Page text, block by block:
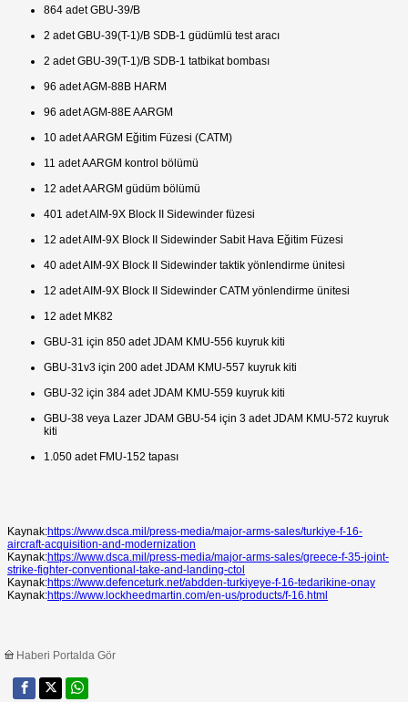
864 adet GBU-39/B
2 adet GBU-39(T-1)/B SDB-1 güdümlü test aracı
2 adet GBU-39(T-1)/B SDB-1 tatbikat bombası
96 adet AGM-88B HARM
96 adet AGM-88E AARGM
10 adet AARGM Eğitim Füzesi (CATM)
11 adet AARGM kontrol bölümü
12 adet AARGM güdüm bölümü
401 adet AIM-9X Block II Sidewinder füzesi
12 adet AIM-9X Block II Sidewinder Sabit Hava Eğitim Füzesi
40 adet AIM-9X Block II Sidewinder taktik yönlendirme ünitesi
12 adet AIM-9X Block II Sidewinder CATM yönlendirme ünitesi
12 adet MK82
GBU-31 için 850 adet JDAM KMU-556 kuyruk kiti
GBU-31v3 için 200 adet JDAM KMU-557 kuyruk kiti
GBU-32 için 384 adet JDAM KMU-559 kuyruk kiti
GBU-38 veya Lazer JDAM GBU-54 için 3 adet JDAM KMU-572 kuyruk
kiti
1.050 adet FMU-152 tapası
Kaynak:https://www.dsca.mil/press-media/major-arms-sales/turkiye-f-16-
aircraft-acquisition-and-modernization
Kaynak:https://www.dsca.mil/press-media/major-arms-sales/greece-f-35-joint-
strike-fighter-conventional-take-and-landing-ctol
Kaynak:https://www.defenceturk.net/abdden-turkiyeye-f-16-tedarikine-onay
Kaynak:https://www.lockheedmartin.com/en-us/products/f-16.html
Haberi Portalda Gör